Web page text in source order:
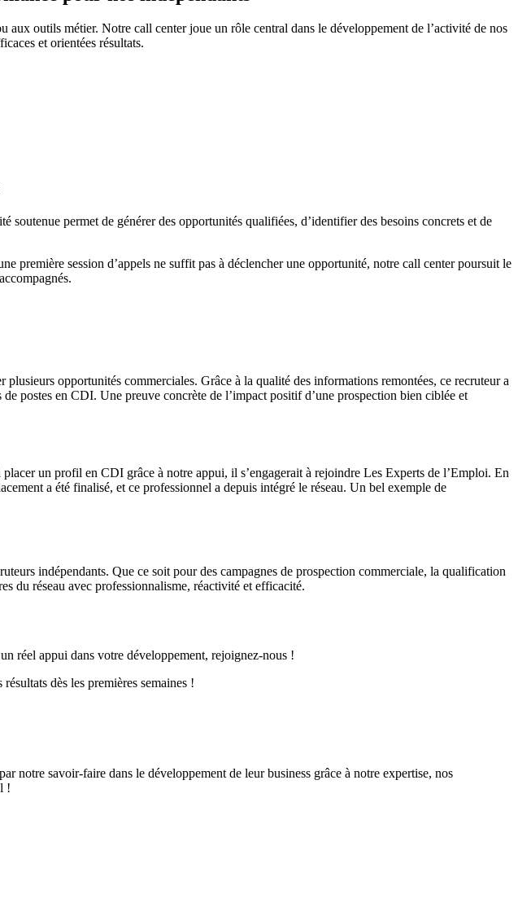
outils métier. Notre call center joue un rôle central dans le développement de l’activité de nos
et orientées résultats.
permet de générer des opportunités qualifiées, d’identifier des besoins concrets et de
première session d’appels ne suffit pas à déclencher une opportunité, notre call center poursuit le
opportunités commerciales. Grâce à la qualité des informations remontées, ce recruteur a
postes en CDI. Une preuve concrète de l’impact positif d’une prospection bien ciblée et
un profil en CDI grâce à notre appui, il s’engagerait à rejoindre Les Experts de l’Emploi. En
a été finalisé, et ce professionnel a depuis intégré le réseau. Un bel exemple de
indépendants. Que ce soit pour des campagnes de prospection commerciale, la qualification
du réseau avec professionnalisme, réactivité et efficacité.
réel appui dans votre développement, rejoignez-nous !
dès les premières semaines !
notre savoir-faire dans le développement de leur business grâce à notre expertise, nos
!